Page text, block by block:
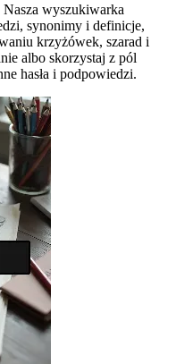
Nasza wyszukiwarka
synonimy i definicje,
krzyżówek, szarad i
albo skorzystaj z pól
hasła i podpowiedzi.